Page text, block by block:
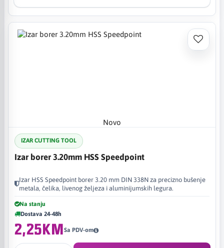
Novo
IZAR CUTTING TOOL
Izar borer 3.20mm HSS Speedpoint
Izar HSS Speedpoint borer 3.20 mm DIN 338N za precizno bušenje
metala, čelika, livenog željeza i aluminijumskih legura.
Na stanju
Dostava 24-48h
2,25KMSa PDV-om